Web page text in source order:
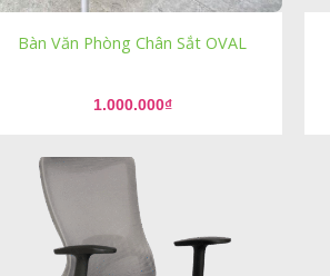
Bàn Văn Phòng Chân Sắt OVAL
1.000.000₫